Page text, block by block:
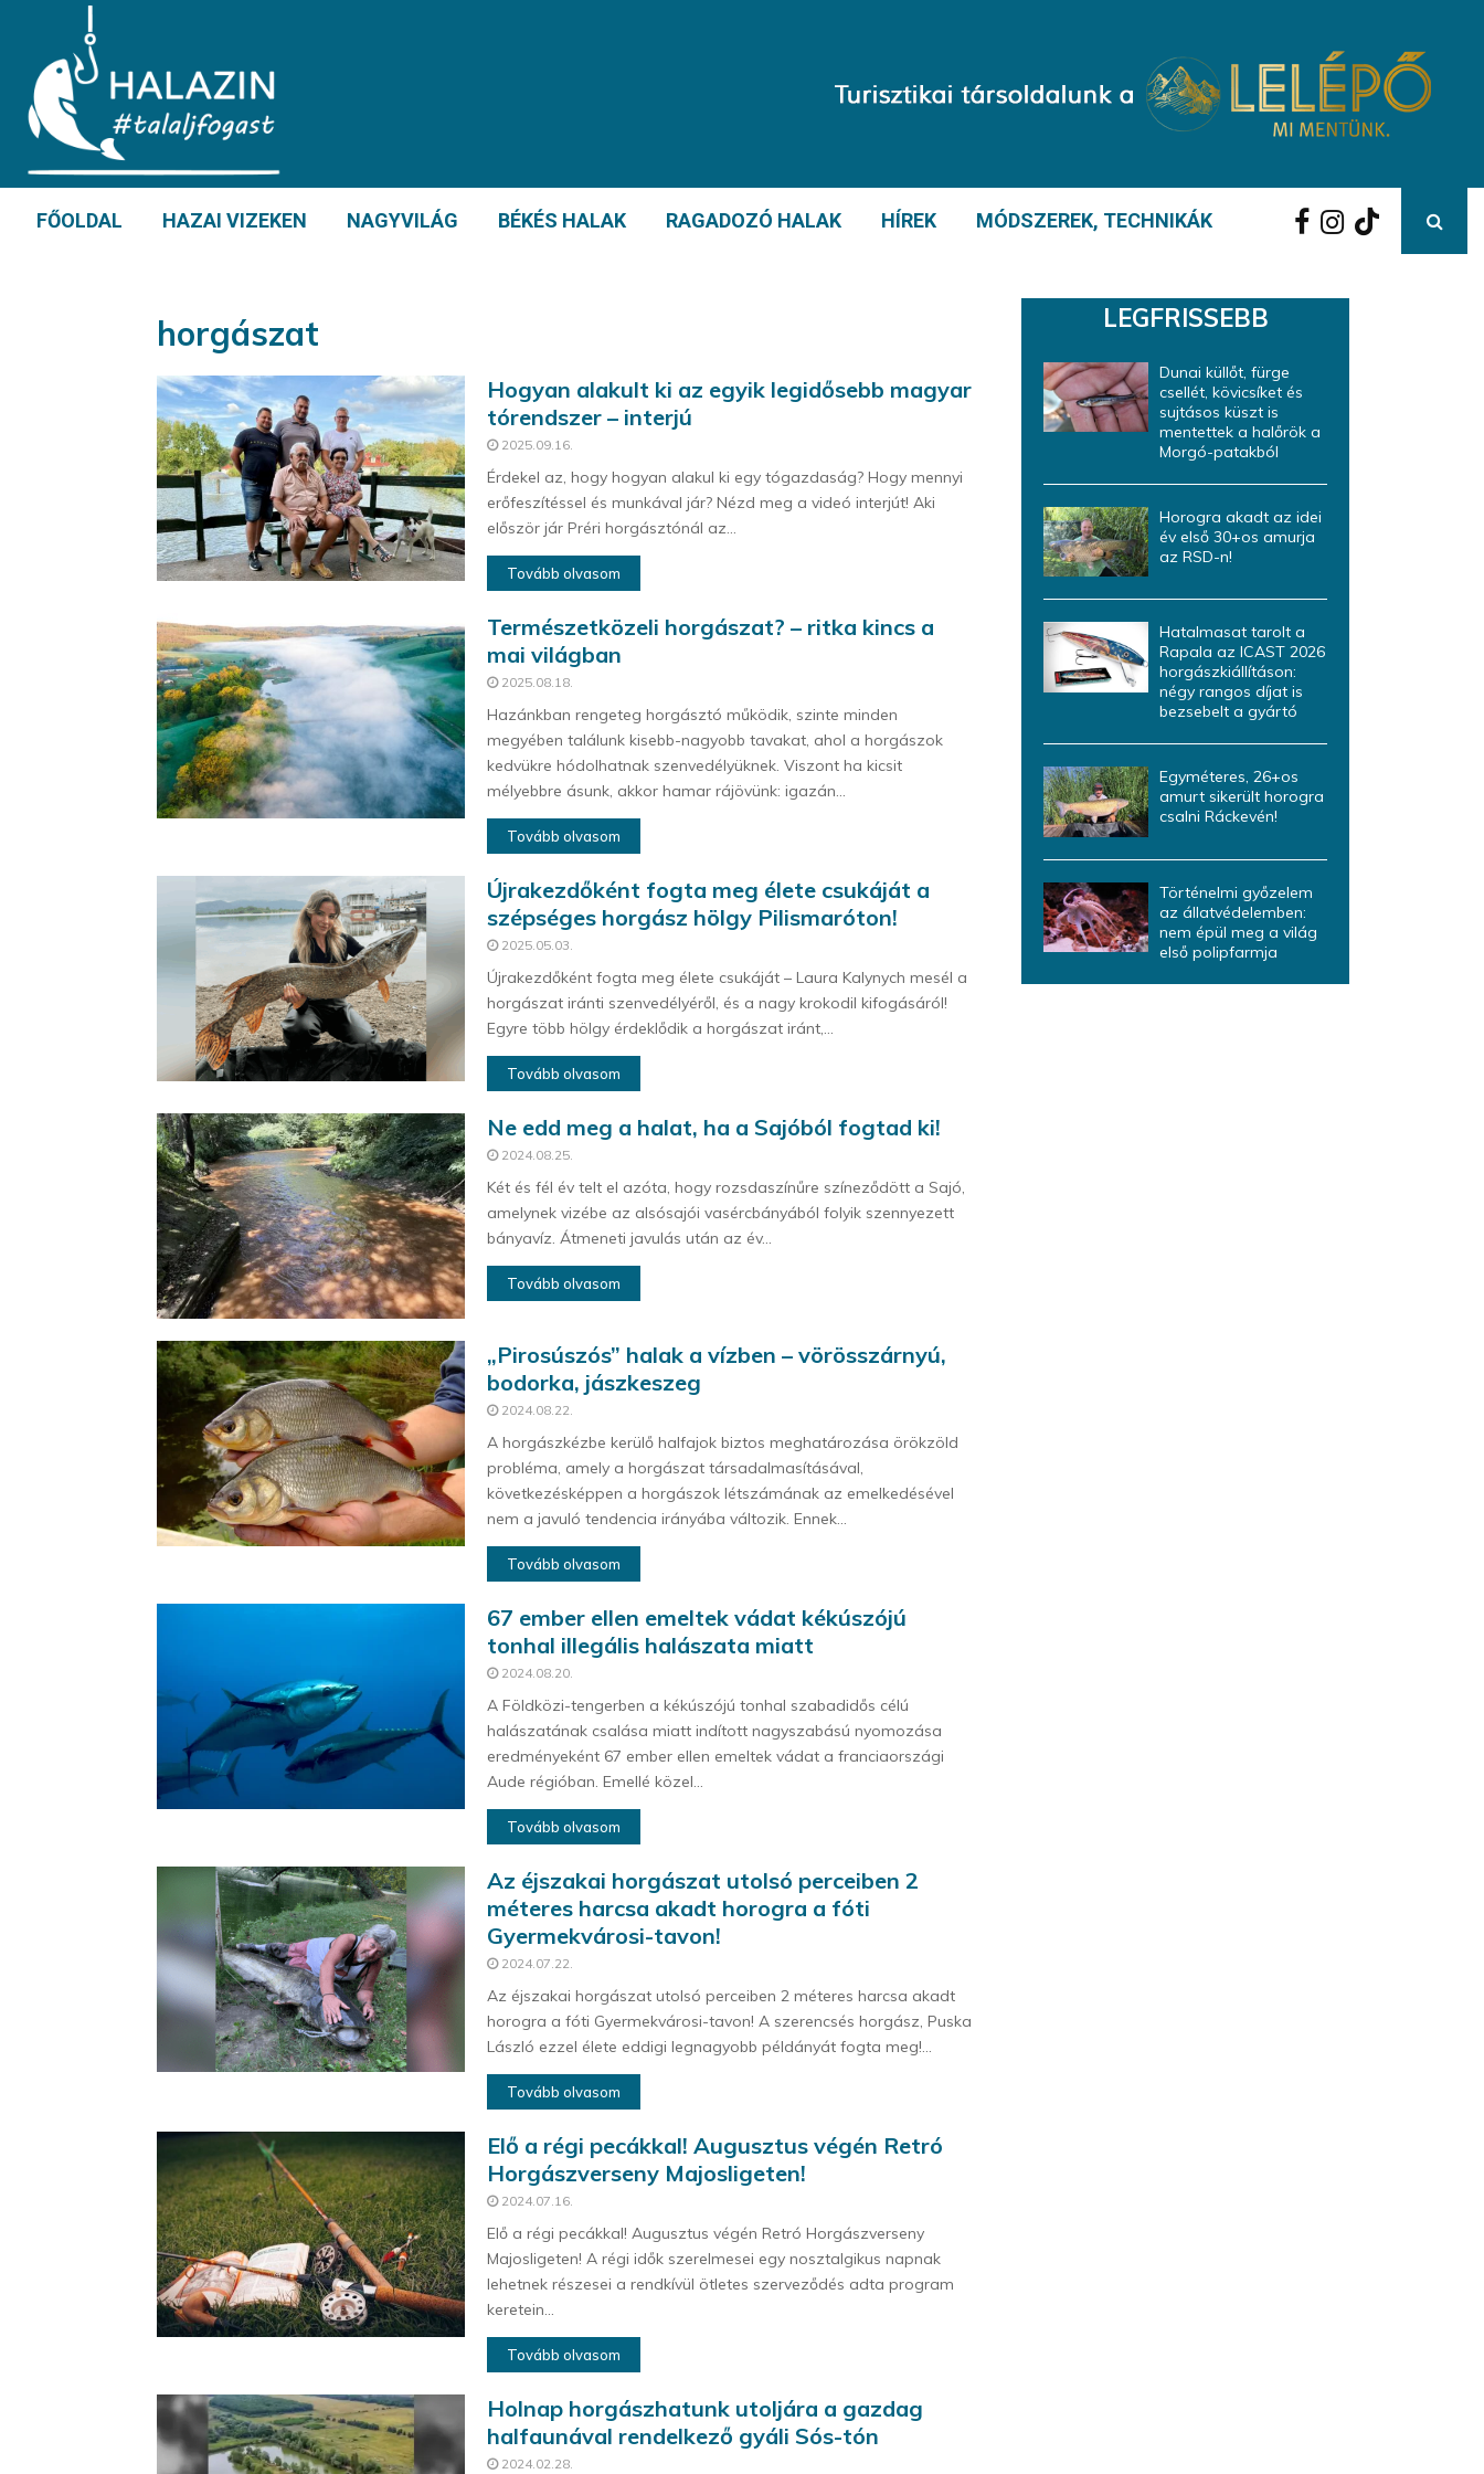
FŐOLDAL HAZAI VIZEKEN NAGYVILÁG BÉKÉS HALAK RAGADOZÓ HALAK HÍREK MÓDSZEREK, TECHNIKÁK
horgászat
Hogyan alakult ki az egyik legidősebb magyar
tórendszer – interjú
2025.09.16.
Érdekel az, hogy hogyan alakul ki egy tógazdaság? Hogy mennyi
erőfeszítéssel és munkával jár? Nézd meg a videó interjút! Aki
először jár Préri horgásztónál az...
Tovább olvasom
Természetközeli horgászat? – ritka kincs a
mai világban
2025.08.18.
Hazánkban rengeteg horgásztó működik, szinte minden
megyében találunk kisebb-nagyobb tavakat, ahol a horgászok
kedvükre hódolhatnak szenvedélyüknek. Viszont ha kicsit
mélyebbre ásunk, akkor hamar rájövünk: igazán...
Tovább olvasom
Újrakezdőként fogta meg élete csukáját a
szépséges horgász hölgy Pilismaróton!
2025.05.03.
Újrakezdőként fogta meg élete csukáját – Laura Kalynych mesél a
horgászat iránti szenvedélyéről, és a nagy krokodil kifogásáról!
Egyre több hölgy érdeklődik a horgászat iránt,...
Tovább olvasom
Ne edd meg a halat, ha a Sajóból fogtad ki!
2024.08.25.
Két és fél év telt el azóta, hogy rozsdaszínűre színeződött a Sajó,
amelynek vizébe az alsósajói vasércbányából folyik szennyezett
bányavíz. Átmeneti javulás után az év...
Tovább olvasom
„Pirosúszós” halak a vízben – vörösszárnyú,
bodorka, jászkeszeg
2024.08.22.
A horgászkézbe kerülő halfajok biztos meghatározása örökzöld
probléma, amely a horgászat társadalmasításával,
következésképpen a horgászok létszámának az emelkedésével
nem a javuló tendencia irányába változik. Ennek...
Tovább olvasom
67 ember ellen emeltek vádat kékúszójú
tonhal illegális halászata miatt
2024.08.20.
A Földközi-tengerben a kékúszójú tonhal szabadidős célú
halászatának csalása miatt indított nagyszabású nyomozása
eredményeként 67 ember ellen emeltek vádat a franciaországi
Aude régióban. Emellé közel...
Tovább olvasom
Az éjszakai horgászat utolsó perceiben 2
méteres harcsa akadt horogra a fóti
Gyermekvárosi-tavon!
2024.07.22.
Az éjszakai horgászat utolsó perceiben 2 méteres harcsa akadt
horogra a fóti Gyermekvárosi-tavon! A szerencsés horgász, Puska
László ezzel élete eddigi legnagyobb példányát fogta meg!...
Tovább olvasom
Elő a régi pecákkal! Augusztus végén Retró
Horgászverseny Majosligeten!
2024.07.16.
Elő a régi pecákkal! Augusztus végén Retró Horgászverseny
Majosligeten! A régi idők szerelmesei egy nosztalgikus napnak
lehetnek részesei a rendkívül ötletes szerveződés adta program
keretein...
Tovább olvasom
Holnap horgászhatunk utoljára a gazdag
halfaunával rendelkező gyáli Sós-tón
2024.02.28.
LEGFRISSEBB
Dunai küllőt, fürge
csellét, kövicsíket és
sujtásos küszt is
mentettek a halőrök a
Morgó-patakból
Horogra akadt az idei
év első 30+os amurja
az RSD-n!
Hatalmasat tarolt a
Rapala az ICAST 2026
horgászkiállításon:
négy rangos díjat is
bezsebelt a gyártó
Egyméteres, 26+os
amurt sikerült horogra
csalni Ráckevén!
Történelmi győzelem
az állatvédelemben:
nem épül meg a világ
első polipfarmja